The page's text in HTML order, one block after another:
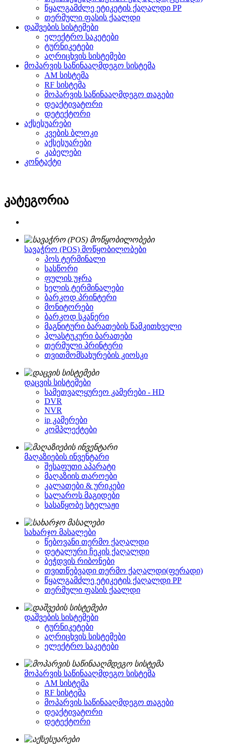
წყალგამძლე ეტიკეტის ქაღალდი PP
თერმული ფასის ქაალდი
დაშვების სისტემები
ელექტრო საკეტები
ტურნიკეტები
აღრიცხვის სისტემები
მოპარვის საწინააღმდეგო სისტემა
AM სისტემა
RF სისტემა
მოპარვის საწინააღმდეგო თაგები
დეაქტივატორი
დეტექტორი
აქსესუარები
კვების ბლოკი
აქსესუარები
კაბელები
კონტაქტი
კატეგორია
სავაჭრო (POS) მოწყობილობები
პოს ტერმინალი
სასწორი
ფულის უჯრა
ხელის ტერმინალები
ბარკოდ პრინტერი
მონიტორები
ბარკოდ სკანერი
მაგნიტური ბარათების წამკითხველი
პლასტუკური ბარათები
თერმული პრინტერი
თვითმომსახურების კიოსკი
დაცვის სისტემები
სამეთვალყურეო კამერები - HD
DVR
NVR
ip კამერები
კომპლექტები
მაღაზიების ინვენტარი
შესაფუთი აპარატი
მაღაზიის თაროები
კალათები & ურიკები
სალაროს მაგიდები
სასაწყობე სტელაჟი
სახარჯო მასალები
წებოვანი თერმო ქაღალდი
დეტალური ჩეკის ქაღალდი
ბეჭდვის რიბონები
თვითწებვადი თერმო ქაღალდი(ფერადი)
წყალგამძლე ეტიკეტის ქაღალდი PP
თერმული ფასის ქაალდი
დაშვების სისტემები
ტურნიკეტები
აღრიცხვის სისტემები
ელექტრო საკეტები
მოპარვის საწინააღმდეგო სისტემა
AM სისტემა
RF სისტემა
მოპარვის საწინააღმდეგო თაგები
დეაქტივატორი
დეტექტორი